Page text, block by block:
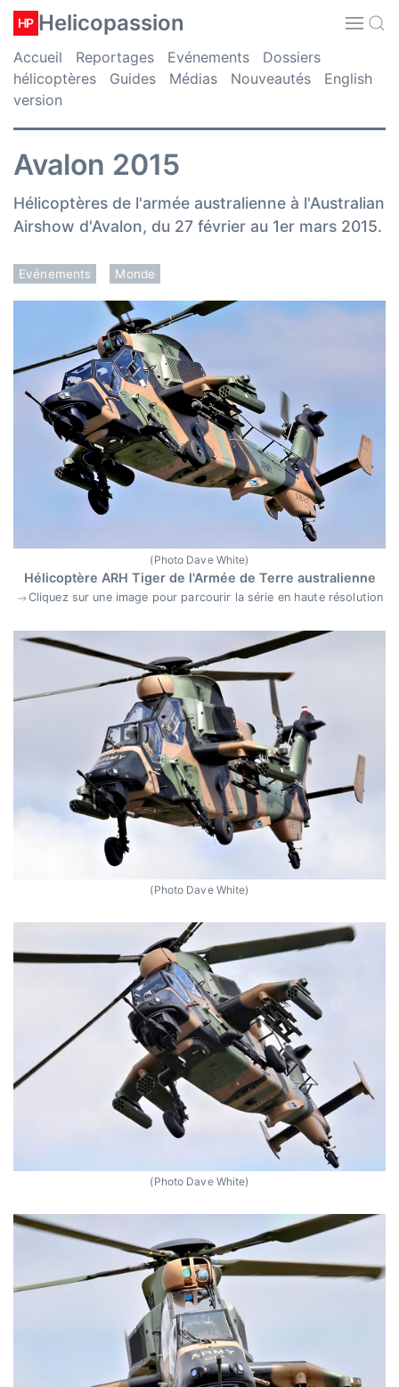
HP Helicopassion
Accueil Reportages Evénements
Dossiers
hélicoptères
Guides Médias Nouveautés
English
version
Avalon 2015
Hélicoptères de l'armée australienne à l'Australian
Airshow d'Avalon, du 27 février au 1er mars 2015.
Evénements Monde
(Photo Dave White)
Hélicoptère ARH Tiger de l'Armée de Terre australienne
Cliquez sur une image pour parcourir la série en haute résolution
(Photo Dave White)
(Photo Dave White)